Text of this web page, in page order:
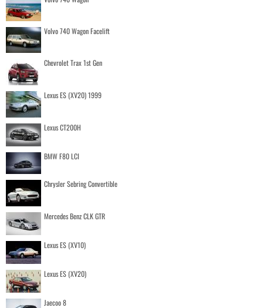
Volvo 740 Wagon Facelift
Chevrolet Trax 1st Gen
Lexus ES (XV20) 1999
Lexus CT200H
BMW F80 LCI
Chrysler Sebring Convertible
Mercedes Benz CLK GTR
Lexus ES (XV10)
Lexus ES (XV20)
Jaecoo 8